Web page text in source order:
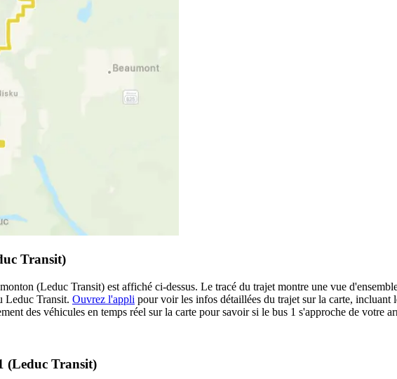
Transit)
(Leduc Transit) est affiché ci-dessus. Le tracé du trajet montre une vue
Leduc Transit. Ouvrez l'appli pour voir les infos détaillées du trajet sur la carte, incluant
des véhicules en temps réel sur la carte pour savoir si le bus 1 s'approche de votre
(Leduc Transit)